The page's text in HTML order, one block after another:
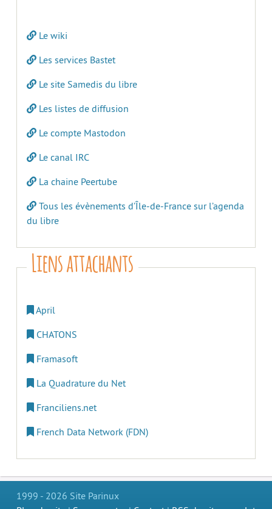
Le wiki
Les services Bastet
Le site Samedis du libre
Les listes de diffusion
Le compte Mastodon
Le canal IRC
La chaine Peertube
Tous les évènements d’Île-de-France sur l’agenda
du libre
Liens attachants
April
CHATONS
Framasoft
La Quadrature du Net
Franciliens.net
French Data Network (FDN)
1999 - 2026 Site Parinux